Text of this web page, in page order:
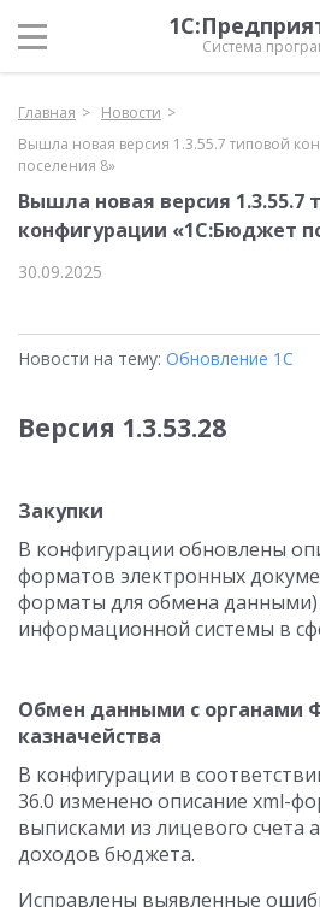
Система
Главная
Новости
Вышла новая версия 1.3.55.7 типовой
поселения 8»
Вышла новая версия 1.3.55.7
конфигурации «1С:Бюджет
30.09.2025
Новости на тему: Обновление 1С
Версия 1.3.53.28
Закупки
В конфигурации обновлены
форматов электронных
форматы для обмена
информационной системы в
Обмен данными с органами
казначейства
В конфигурации в
36.0 изменено описание xml-
выписками из лицевого счета
доходов бюджета.
Исправлены выявленные